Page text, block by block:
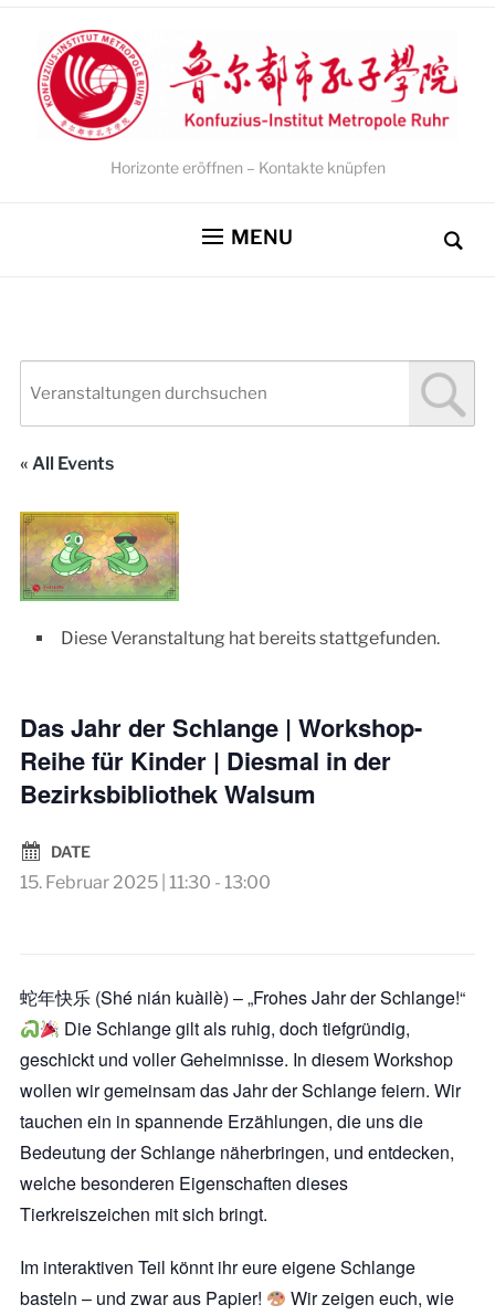
Horizonte eröffnen – Kontakte knüpfen
MENU
« All Events
Diese Veranstaltung hat bereits stattgefunden.
Das Jahr der Schlange | Workshop-
Reihe für Kinder | Diesmal in der
Bezirksbibliothek Walsum
DATE
15. Februar 2025 | 11:30 - 13:00
蛇年快乐 (Shé nián kuàilè) – „Frohes Jahr der Schlange!“
Die Schlange gilt als ruhig, doch tiefgründig,
geschickt und voller Geheimnisse. In diesem Workshop
wollen wir gemeinsam das Jahr der Schlange feiern. Wir
tauchen ein in spannende Erzählungen, die uns die
Bedeutung der Schlange näherbringen, und entdecken,
welche besonderen Eigenschaften dieses
Tierkreiszeichen mit sich bringt.
Im interaktiven Teil könnt ihr eure eigene Schlange
basteln – und zwar aus Papier!
Wir zeigen euch, wie